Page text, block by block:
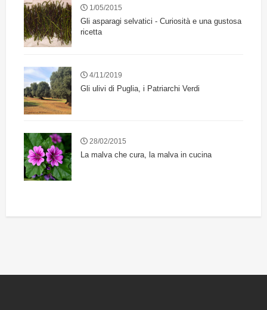
1/05/2015
Gli asparagi selvatici - Curiosità e una gustosa
ricetta
4/11/2019
Gli ulivi di Puglia, i Patriarchi Verdi
28/02/2015
La malva che cura, la malva in cucina